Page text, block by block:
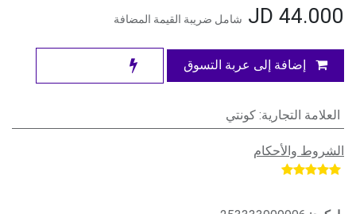
44.000
شامل ضريبة القيمة المضافة
إضافة إلى عربة التسوق
العلامة التجارية: كونتي
الشروط والأحكام